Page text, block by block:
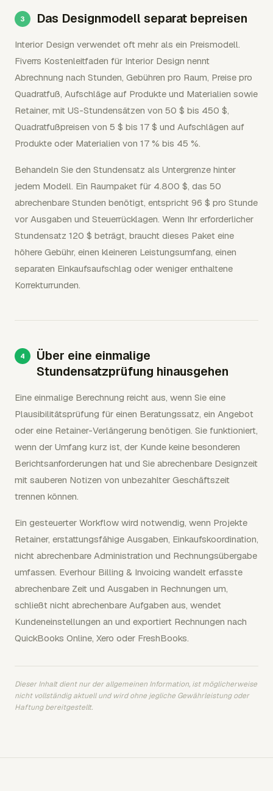
Das Designmodell separat bepreisen
Interior Design verwendet oft mehr als ein Preismodell.
Fiverrs Kostenleitfaden für Interior Design nennt
Abrechnung nach Stunden, Gebühren pro Raum, Preise pro
Quadratfuß, Aufschläge auf Produkte und Materialien sowie
Retainer, mit US-Stundensätzen von 50 $ bis 450 $,
Quadratfußpreisen von 5 $ bis 17 $ und Aufschlägen auf
Produkte oder Materialien von 17 % bis 45 %.
Behandeln Sie den Stundensatz als Untergrenze hinter
jedem Modell. Ein Raumpaket für 4.800 $, das 50
abrechenbare Stunden benötigt, entspricht 96 $ pro Stunde
vor Ausgaben und Steuerrücklagen. Wenn Ihr erforderlicher
Stundensatz 120 $ beträgt, braucht dieses Paket eine
höhere Gebühr, einen kleineren Leistungsumfang, einen
separaten Einkaufsaufschlag oder weniger enthaltene
Korrekturrunden.
Über eine einmalige
Stundensatzprüfung hinausgehen
Eine einmalige Berechnung reicht aus, wenn Sie eine
Plausibilitätsprüfung für einen Beratungssatz, ein Angebot
oder eine Retainer-Verlängerung benötigen. Sie funktioniert,
wenn der Umfang kurz ist, der Kunde keine besonderen
Berichtsanforderungen hat und Sie abrechenbare Designzeit
mit sauberen Notizen von unbezahlter Geschäftszeit
trennen können.
Ein gesteuerter Workflow wird notwendig, wenn Projekte
Retainer, erstattungsfähige Ausgaben, Einkaufskoordination,
nicht abrechenbare Administration und Rechnungsübergabe
umfassen. Everhour Billing & Invoicing wandelt erfasste
abrechenbare Zeit und Ausgaben in Rechnungen um,
schließt nicht abrechenbare Aufgaben aus, wendet
Kundeneinstellungen an und exportiert Rechnungen nach
QuickBooks Online, Xero oder FreshBooks.
Dieser Inhalt dient nur der allgemeinen Information, ist möglicherweise
nicht vollständig aktuell und wird ohne jegliche Gewährleistung oder
Haftung bereitgestellt.